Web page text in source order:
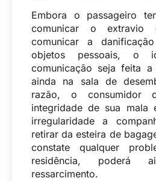
Embora o passageiro
comunicar o
comunicar a
objetos pessoais,
comunicação seja feita a
ainda na sala de
razão, o consumidor
integridade de sua mala
irregularidade a
retirar da esteira de
constate qualquer
residência, poderá
ressarcimento.